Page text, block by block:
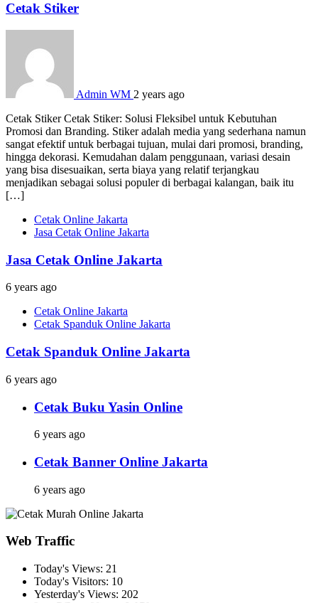
Cetak Stiker
Admin WM 2 years ago
Cetak Stiker Cetak Stiker: Solusi Fleksibel untuk Kebutuhan
Promosi dan Branding. Stiker adalah media yang sederhana namun
sangat efektif untuk berbagai tujuan, mulai dari promosi, branding,
hingga dekorasi. Kemudahan dalam penggunaan, variasi desain
yang bisa disesuaikan, serta biaya yang relatif terjangkau
menjadikan sebagai solusi populer di berbagai kalangan, baik itu
[…]
Cetak Online Jakarta
Jasa Cetak Online Jakarta
Jasa Cetak Online Jakarta
6 years ago
Cetak Online Jakarta
Cetak Spanduk Online Jakarta
Cetak Spanduk Online Jakarta
6 years ago
Cetak Buku Yasin Online
6 years ago
Cetak Banner Online Jakarta
6 years ago
Web Traffic
Today's Views: 21
Today's Visitors: 10
Yesterday's Views: 202